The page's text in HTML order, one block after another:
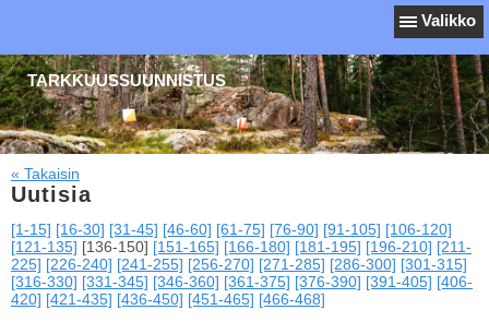
Valikko
TARKKUUSSUUNNISTUS
« Takaisin
Uutisia
[1-15] [16-30] [31-45] [46-60] [61-75] [76-90] [91-105] [106-120]
[121-135] [136-150] [151-165] [166-180] [181-195] [196-210] [211-
225] [226-240] [241-255] [256-270] [271-285] [286-300] [301-315]
[316-330] [331-345] [346-360] [361-375] [376-390] [391-405] [406-
420] [421-435] [436-450] [451-465] [466-468]